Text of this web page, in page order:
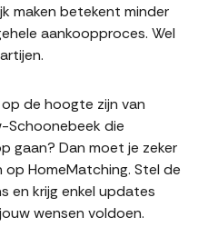
maken betekent minder
aankoopproces. Wel
de hoogte zijn van
Schoonebeek die
gaan? Dan moet je zeker
HomeMatching. Stel de
en krijg enkel updates
wensen voldoen.